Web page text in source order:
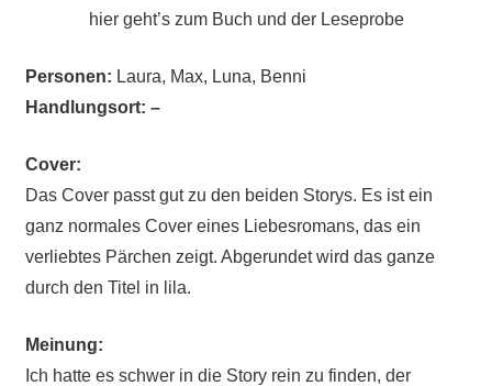
hier geht’s zum Buch und der Leseprobe
Personen: Laura, Max, Luna, Benni
Handlungsort: –
Cover:
Das Cover passt gut zu den beiden Storys. Es ist ein
ganz normales Cover eines Liebesromans, das ein
verliebtes Pärchen zeigt. Abgerundet wird das ganze
durch den Titel in lila.
Meinung:
Ich hatte es schwer in die Story rein zu finden, der